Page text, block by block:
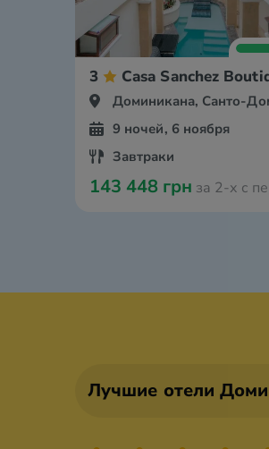
3 Casa Sanchez
Доминикана, Санто-
9 ночей, 6 ноября
Завтраки
143 448 грн за 2-х с перелётом из
Лучшие отели